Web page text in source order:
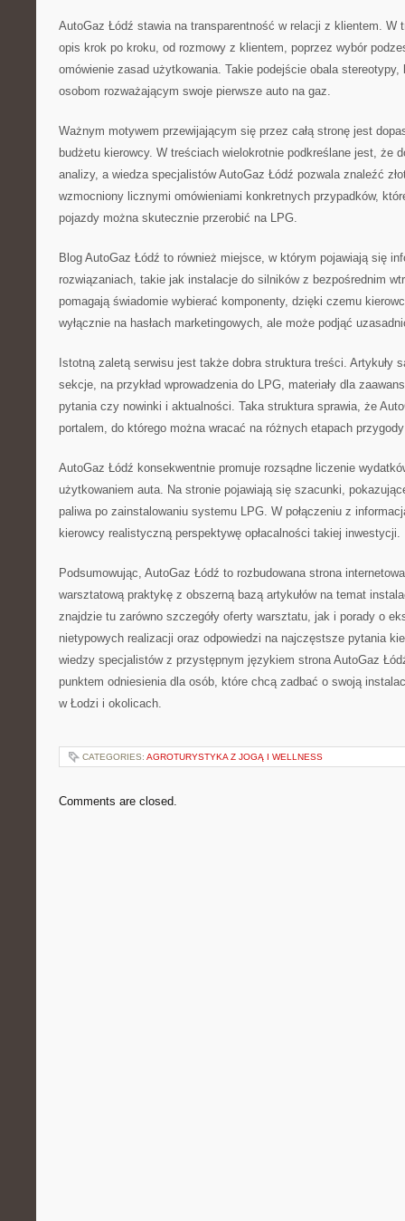
AutoGaz Łódź stawia na transparentność w relacji z klientem. W
opis krok po kroku, od rozmowy z klientem, poprzez wybór
omówienie zasad użytkowania. Takie podejście obala
osobom rozważającym swoje pierwsze auto na gaz.
Ważnym motywem przewijającym się przez całą stronę jest
budżetu kierowcy. W treściach wielokrotnie podkreślane jest, że
analizy, a wiedza specjalistów AutoGaz Łódź pozwala znaleźć
wzmocniony licznymi omówieniami konkretnych przypadków,
pojazdy można skutecznie przerobić na LPG.
Blog AutoGaz Łódź to również miejsce, w którym pojawiają się
rozwiązaniach, takie jak instalacje do silników z bezpośrednim
pomagają świadomie wybierać komponenty, dzięki czemu
wyłącznie na hasłach marketingowych, ale może podjąć
Istotną zaletą serwisu jest także dobra struktura treści. Artykuły
sekcje, na przykład wprowadzenia do LPG, materiały dla
pytania czy nowinki i aktualności. Taka struktura sprawia, że
portalem, do którego można wracać na różnych etapach
AutoGaz Łódź konsekwentnie promuje rozsądne liczenie
użytkowaniem auta. Na stronie pojawiają się szacunki,
paliwa po zainstalowaniu systemu LPG. W połączeniu z
kierowcy realistyczną perspektywę opłacalności takiej inwestycji.
Podsumowując, AutoGaz Łódź to rozbudowana strona
warsztatową praktykę z obszerną bazą artykułów na temat
znajdzie tu zarówno szczegóły oferty warsztatu, jak i porady o
nietypowych realizacji oraz odpowiedzi na najczęstsze pytania
wiedzy specjalistów z przystępnym językiem strona AutoGaz
punktem odniesienia dla osób, które chcą zadbać o swoją
w Łodzi i okolicach.
CATEGORIES: AGROTURYSTYKA Z JOGĄ I WELLNESS
Comments are closed.